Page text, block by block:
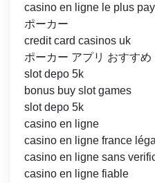
casino en ligne le plus
ポーカー
credit card casinos uk
ポーカー アプリ おすすめ
slot depo 5k
bonus buy slot games
slot depo 5k
casino en ligne
casino en ligne france légal
casino en ligne sans
casino en ligne fiable